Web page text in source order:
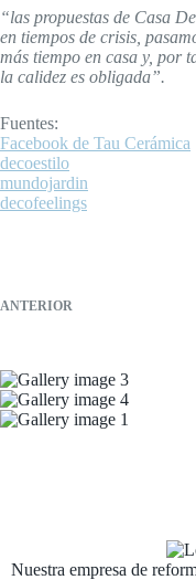
“las propuestas de Casa
en tiempos de crisis,
más tiempo en casa y, por
la calidez es obligada”.
Fuentes:
Facebook de Tau Cerámica
decoestilo
mundojardin
decofeelings
ANTERIOR
Nuestra empresa de